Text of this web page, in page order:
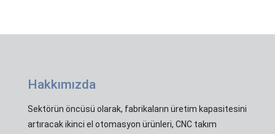
Hakkımızda
Sektörün öncüsü olarak, fabrikaların üretim kapasitesini
artıracak ikinci el otomasyon ürünleri, CNC takım